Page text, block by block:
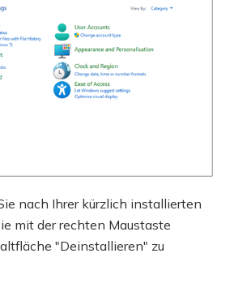
nach Ihrer kürzlich installierten
mit der rechten Maustaste
"Deinstallieren" zu